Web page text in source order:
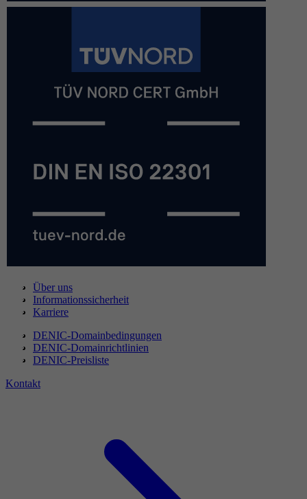
Über uns
Informationssicherheit
Karriere
DENIC-Domainbedingungen
DENIC-Domainrichtlinien
DENIC-Preisliste
Kontakt